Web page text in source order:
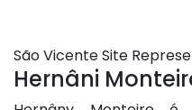
São Vicente Site
Hernâni